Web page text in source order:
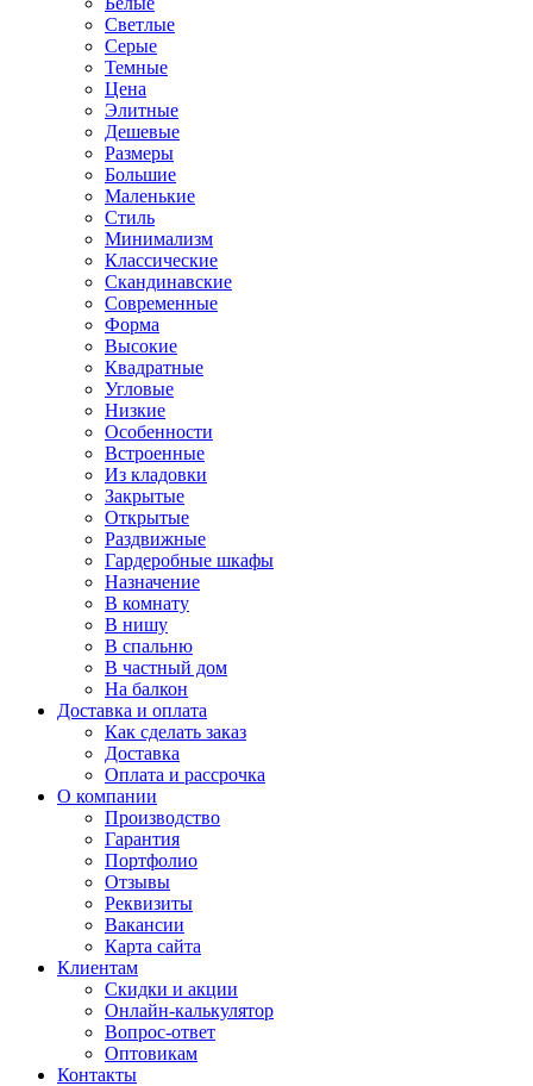
Светлые
Серые
Темные
Цена
Элитные
Дешевые
Размеры
Большие
Маленькие
Стиль
Минимализм
Классические
Скандинавские
Современные
Форма
Высокие
Квадратные
Угловые
Низкие
Особенности
Встроенные
Из кладовки
Закрытые
Открытые
Раздвижные
Гардеробные шкафы
Назначение
В комнату
В нишу
В спальню
В частный дом
На балкон
Доставка и оплата
Как сделать заказ
Доставка
Оплата и рассрочка
О компании
Производство
Гарантия
Портфолио
Отзывы
Реквизиты
Вакансии
Карта сайта
Клиентам
Скидки и акции
Онлайн-калькулятор
Вопрос-ответ
Оптовикам
Контакты